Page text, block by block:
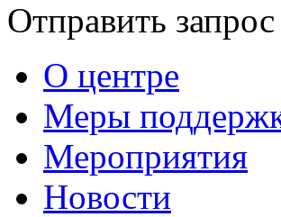
Отправить запрос
О центре
Меры
Мероприятия
Новости